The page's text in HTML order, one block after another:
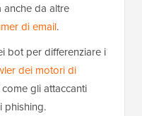
anche da altre
di email.
bot per differenziare i
dei motori di
gli attaccanti
phishing.